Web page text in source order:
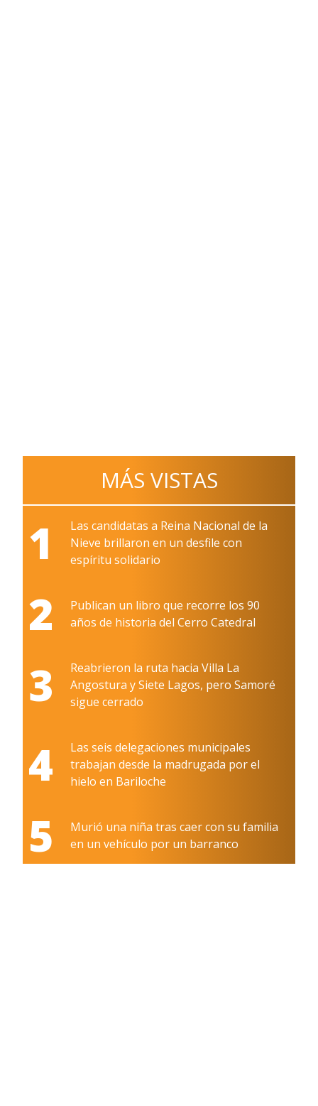
MÁS VISTAS
1
Las candidatas a Reina Nacional de la
Nieve brillaron en un desfile con
espíritu solidario
2
Publican un libro que recorre los 90
años de historia del Cerro Catedral
3
Reabrieron la ruta hacia Villa La
Angostura y Siete Lagos, pero Samoré
sigue cerrado
4
Las seis delegaciones municipales
trabajan desde la madrugada por el
hielo en Bariloche
5
Murió una niña tras caer con su familia
en un vehículo por un barranco